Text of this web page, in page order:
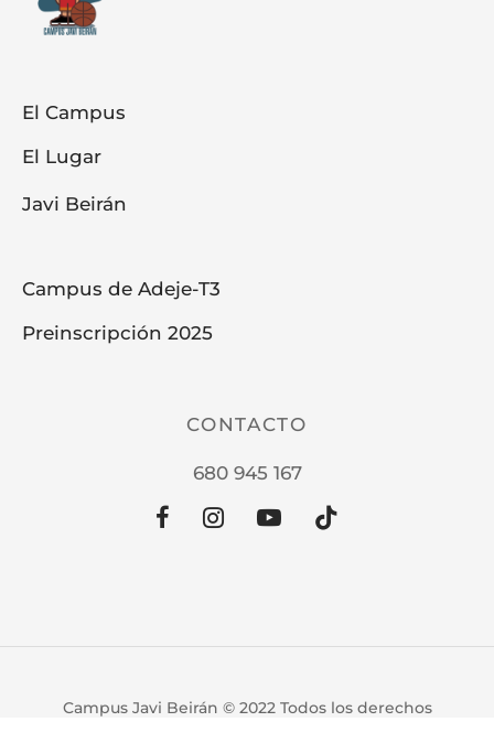
El Campus
El Lugar
Javi Beirán
Campus de Adeje-T3
Preinscripción 2025
CONTACTO
680 945 167
Campus Javi Beirán © 2022 Todos los derechos